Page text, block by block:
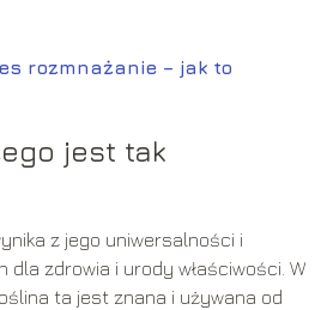
rozmnażanie – jak to
jest tak
z jego uniwersalności i
zdrowia i urody właściwości. W
ta jest znana i używana od